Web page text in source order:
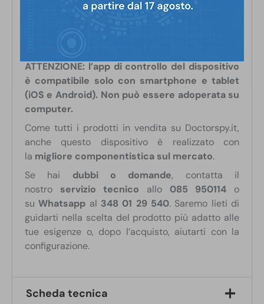
Controllo anziani o babysitterun valido
operatori si comportino correttamente con
persone fragili.
ATTENZIONE: l’app di controllo del dispositivo
è compatibile solo con smartphone e tablet
(iOS e Android). Non può essere adoperata su
computer.
Come tutti i prodotti in vendita su Doctorspy.it,
anche questo dispositivo è realizzato con
la migliore componentistica sul mercato.
Se hai dubbi o domande, contatta il
nostro servizio tecnico allo 085 950114 o
suWhatsapp al 348 01 29 540. Saremo lieti di
guidarti nella scelta del prodotto più adatto alle
tue esigenze o, dopo l’acquisto, aiutarti con la
configurazione.
Scheda tecnica